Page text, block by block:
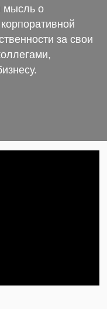
мысль о
за свои